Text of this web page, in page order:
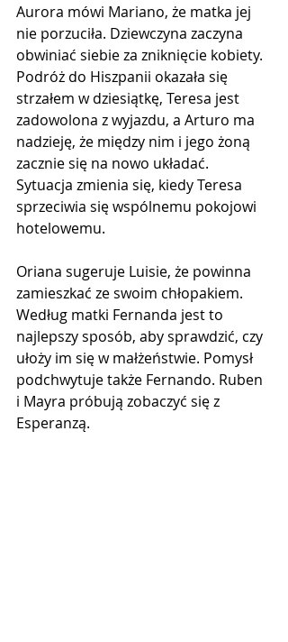
Aurora mówi Mariano, że matka jej
nie porzuciła. Dziewczyna zaczyna
obwiniać siebie za zniknięcie kobiety.
Podróż do Hiszpanii okazała się
strzałem w dziesiątkę, Teresa jest
zadowolona z wyjazdu, a Arturo ma
nadzieję, że między nim i jego żoną
zacznie się na nowo układać.
Sytuacja zmienia się, kiedy Teresa
sprzeciwia się wspólnemu pokojowi
hotelowemu.
Oriana sugeruje Luisie, że powinna
zamieszkać ze swoim chłopakiem.
Według matki Fernanda jest to
najlepszy sposób, aby sprawdzić, czy
ułoży im się w małżeństwie. Pomysł
podchwytuje także Fernando. Ruben
i Mayra próbują zobaczyć się z
Esperanzą.